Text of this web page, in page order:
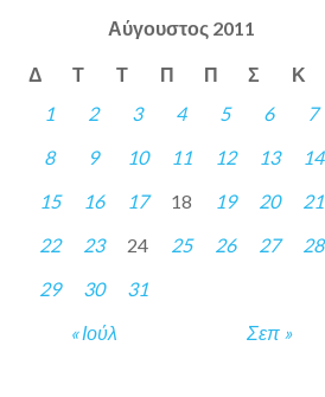
Αύγουστος 2011
Δ Τ Τ Π Π Σ Κ
« Ιούλ Σεπ »
1 2 3 4 5 6
7
8
9 10 11 12 13
14
15
16 17 18 19 20
21
22
23 24 25 26 27
28
29
30 31